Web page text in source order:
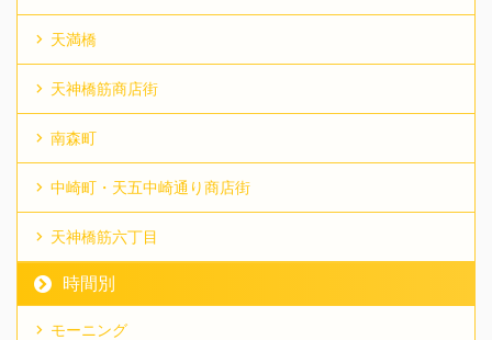
天満橋
天神橋筋商店街
南森町
中崎町・天五中崎通り商店街
天神橋筋六丁目
時間別
モーニング